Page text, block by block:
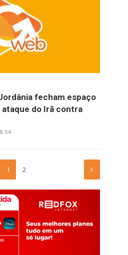
fecham espaço
ataque do Irã contra
1 2